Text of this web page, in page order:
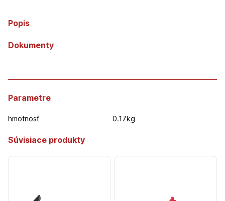
Popis
Dokumenty
Parametre
hmotnosť 0.17kg
Súvisiace produkty